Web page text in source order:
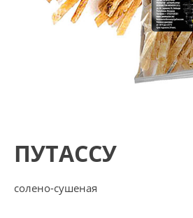
ПУТАССУ
солено-сушеная